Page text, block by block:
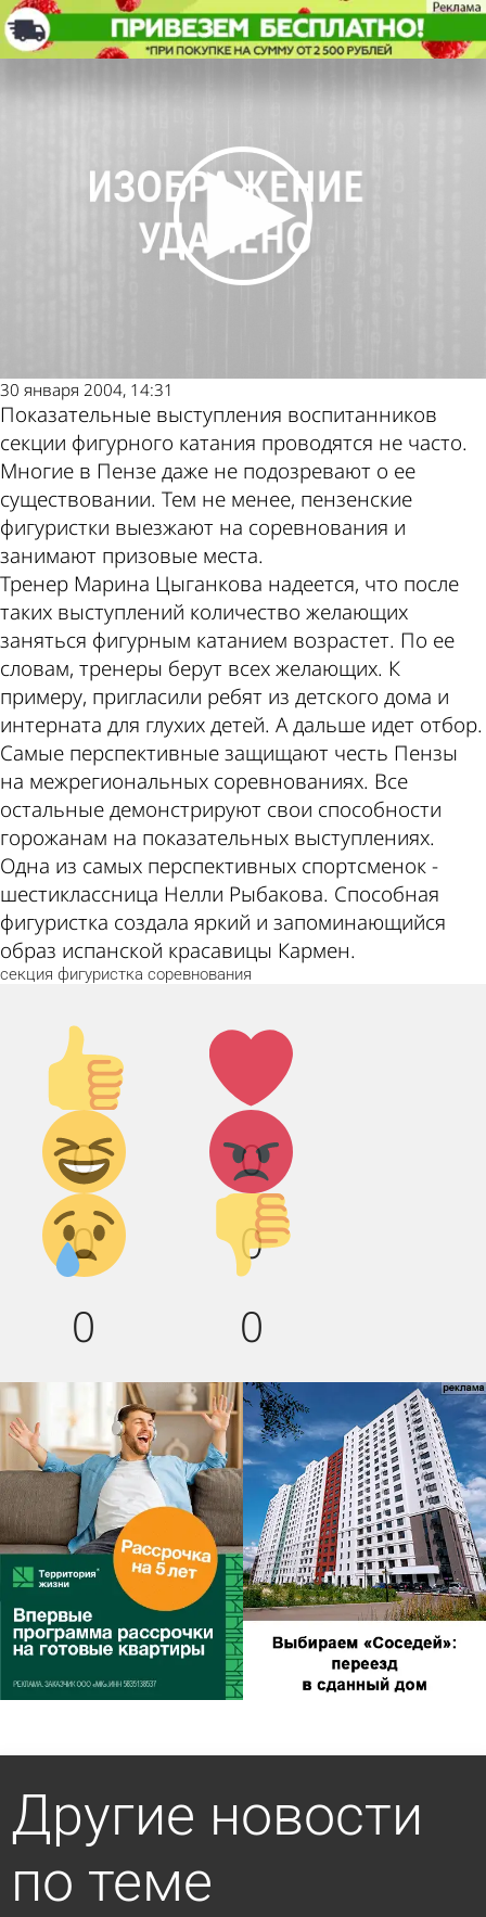
Глухонемые осваивают фигурное
катание
Спорт
30 января 2004, 14:31
Показательные выступления воспитанников
секции фигурного катания проводятся не часто.
Многие в Пензе даже не подозревают о ее
существовании. Тем не менее, пензенские
фигуристки выезжают на соревнования и
занимают призовые места.
Тренер Марина Цыганкова надеется, что после
таких выступлений количество желающих
заняться фигурным катанием возрастет. По ее
словам, тренеры берут всех желающих. К
примеру, пригласили ребят из детского дома и
интерната для глухих детей. А дальше идет отбор.
Самые перспективные защищают честь Пензы
на межрегиональных соревнованиях. Все
остальные демонстрируют свои способности
горожанам на показательных выступлениях.
Одна из самых перспективных спортсменок -
шестиклассница Нелли Рыбакова. Способная
фигуристка создала яркий и запоминающийся
образ испанской красавицы Кармен.
секция фигуристка соревнования
Палец
вверх!
0
Лайк!
0
Дикий
смех!
0
Агрессия!
0
Грусть :(
0
Палец
вниз!
0
катание
Другие новости
по теме
Другие новости
по теме
Погода и курсы
валют в Пензе